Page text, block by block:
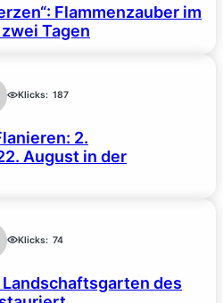
Flammenzauber im
Tagen
Klicks: 187
2.
August in der
Klicks: 74
des